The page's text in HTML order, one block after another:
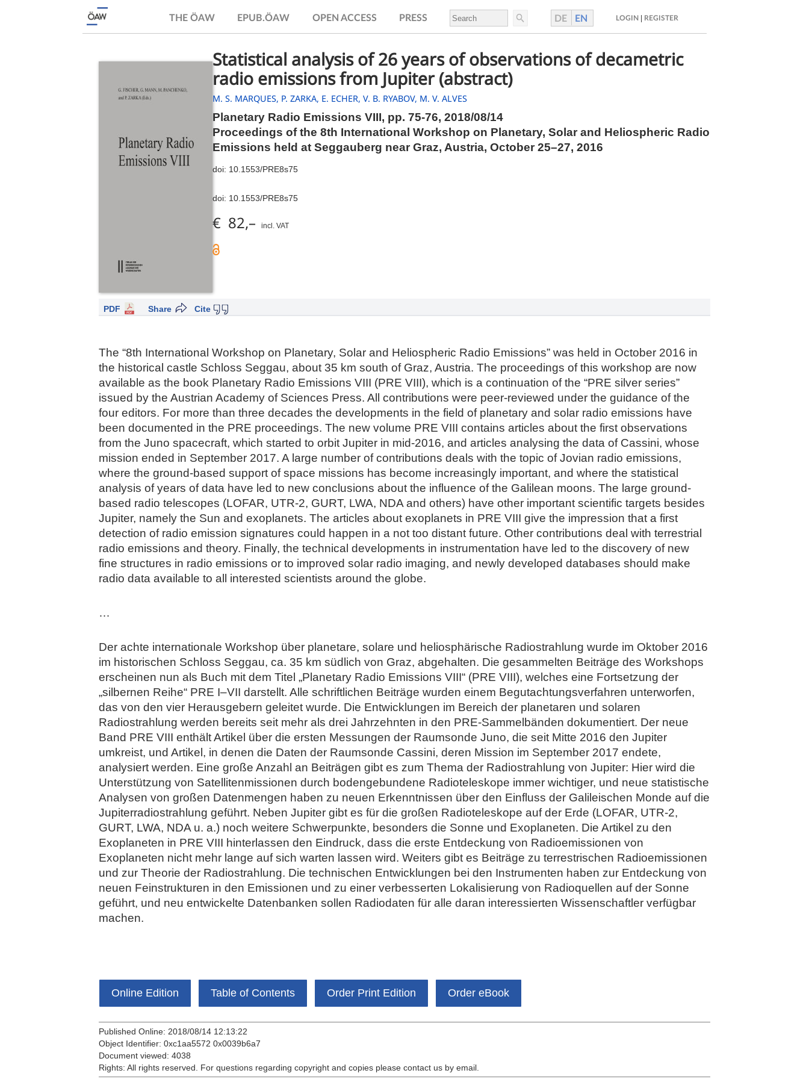
THE ÖAW EPUB.ÖAW OPEN ACCESS PRESS DE EN LOGIN REGISTER
Statistical analysis of 26 years of observations of decametric
radio emissions from Jupiter (abstract)
M. S. MARQUES, P. ZARKA, E. ECHER, V. B. RYABOV, M. V. ALVES
Planetary Radio Emissions VIII, pp. 75-76, 2018/08/14
Proceedings of the 8th International Workshop on Planetary, Solar and Heliospheric Radio
Emissions held at Seggauberg near Graz, Austria, October 25–27, 2016
doi: 10.1553/PRE8s75
doi: 10.1553/PRE8s75
€ 82,– incl. VAT
PDF Cite
Share
The “8th International Workshop on Planetary, Solar and Heliospheric Radio Emissions” was held in October 2016 in
the historical castle Schloss Seggau, about 35 km south of Graz, Austria. The proceedings of this workshop are now
available as the book Planetary Radio Emissions VIII (PRE VIII), which is a continuation of the “PRE silver series”
issued by the Austrian Academy of Sciences Press. All contributions were peer-reviewed under the guidance of the
four editors. For more than three decades the developments in the field of planetary and solar radio emissions have
been documented in the PRE proceedings. The new volume PRE VIII contains articles about the first observations
from the Juno spacecraft, which started to orbit Jupiter in mid-2016, and articles analysing the data of Cassini, whose
mission ended in September 2017. A large number of contributions deals with the topic of Jovian radio emissions,
where the ground-based support of space missions has become increasingly important, and where the statistical
analysis of years of data have led to new conclusions about the influence of the Galilean moons. The large ground-
based radio telescopes (LOFAR, UTR-2, GURT, LWA, NDA and others) have other important scientific targets besides
Jupiter, namely the Sun and exoplanets. The articles about exoplanets in PRE VIII give the impression that a first
detection of radio emission signatures could happen in a not too distant future. Other contributions deal with terrestrial
radio emissions and theory. Finally, the technical developments in instrumentation have led to the discovery of new
fine structures in radio emissions or to improved solar radio imaging, and newly developed databases should make
radio data available to all interested scientists around the globe.
…
Der achte internationale Workshop über planetare, solare und heliosphärische Radiostrahlung wurde im Oktober 2016
im historischen Schloss Seggau, ca. 35 km südlich von Graz, abgehalten. Die gesammelten Beiträge des Workshops
erscheinen nun als Buch mit dem Titel „Planetary Radio Emissions VIII“ (PRE VIII), welches eine Fortsetzung der
„silbernen Reihe“ PRE I–VII darstellt. Alle schriftlichen Beiträge wurden einem Begutachtungsverfahren unterworfen,
das von den vier Herausgebern geleitet wurde. Die Entwicklungen im Bereich der planetaren und solaren
Radiostrahlung werden bereits seit mehr als drei Jahrzehnten in den PRE-Sammelbänden dokumentiert. Der neue
Band PRE VIII enthält Artikel über die ersten Messungen der Raumsonde Juno, die seit Mitte 2016 den Jupiter
umkreist, und Artikel, in denen die Daten der Raumsonde Cassini, deren Mission im September 2017 endete,
analysiert werden. Eine große Anzahl an Beiträgen gibt es zum Thema der Radiostrahlung von Jupiter: Hier wird die
Unterstützung von Satellitenmissionen durch bodengebundene Radioteleskope immer wichtiger, und neue statistische
Analysen von großen Datenmengen haben zu neuen Erkenntnissen über den Einfluss der Galileischen Monde auf die
Jupiterradiostrahlung geführt. Neben Jupiter gibt es für die großen Radioteleskope auf der Erde (LOFAR, UTR-2,
GURT, LWA, NDA u. a.) noch weitere Schwerpunkte, besonders die Sonne und Exoplaneten. Die Artikel zu den
Exoplaneten in PRE VIII hinterlassen den Eindruck, dass die erste Entdeckung von Radioemissionen von
Exoplaneten nicht mehr lange auf sich warten lassen wird. Weiters gibt es Beiträge zu terrestrischen Radioemissionen
und zur Theorie der Radiostrahlung. Die technischen Entwicklungen bei den Instrumenten haben zur Entdeckung von
neuen Feinstrukturen in den Emissionen und zu einer verbesserten Lokalisierung von Radioquellen auf der Sonne
geführt, und neu entwickelte Datenbanken sollen Radiodaten für alle daran interessierten Wissenschaftler verfügbar
machen.
Online Edition Table of Contents Order Print Edition Order eBook
Published Online: 2018/08/14 12:13:22
Object Identifier: 0xc1aa5572 0x0039b6a7
Document viewed: 4038
Rights: All rights reserved. For questions regarding copyright and copies please contact us by email